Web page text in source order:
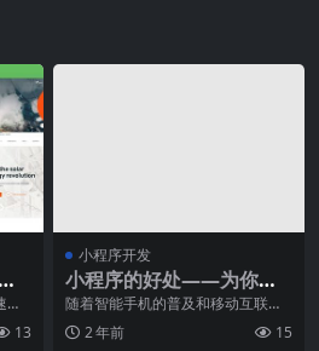
发
13
小程序开发
小程序的好处——为你介
绍使用小程序的好处和优
势
随着智能手机的普及和移动互联网
的快速发展，小程序作为一种新型
的应用形式逐渐走进了
2 年前 15